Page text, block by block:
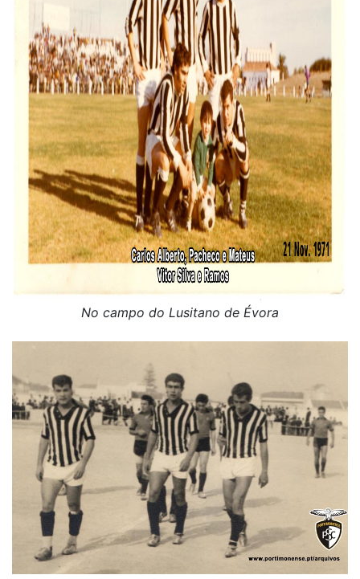
No campo do Lusitano de Évora